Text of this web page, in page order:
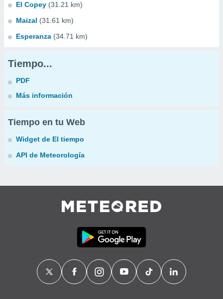
El Copey (31.21 km)
Maizal (31.61 km)
Esperanza (34.71 km)
Tiempo...
PDF
Más información
Tiempo en tu Web
Widget de El tiempo
API de Meteorología